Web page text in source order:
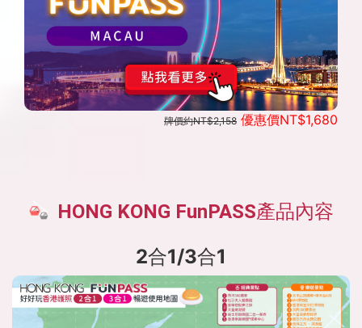
牌價約NT$2,158 優惠價NT$1,680
HONG KONG FunPASS產品內容
2合1/3合1